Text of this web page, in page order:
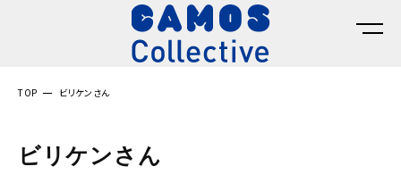
TOP ビリケンさん
ビリケンさん